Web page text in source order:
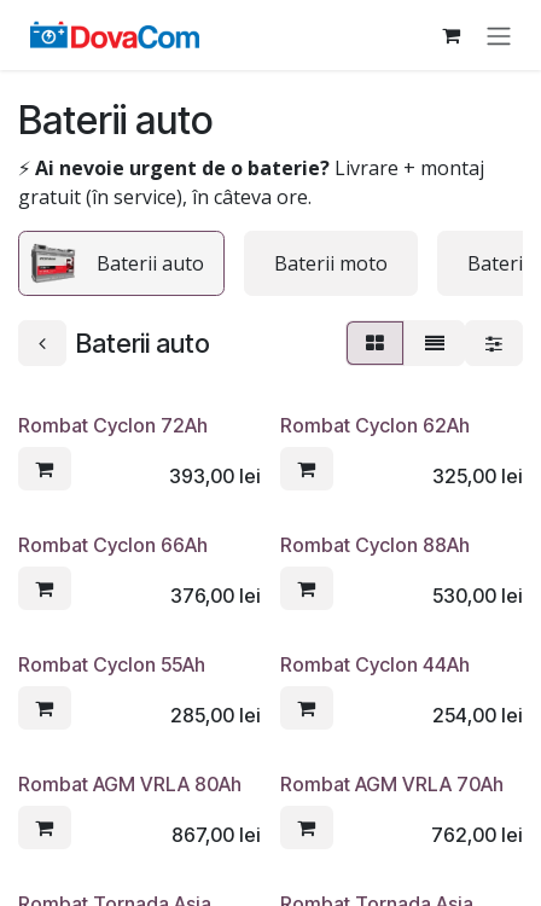
Baterii auto
⚡Ai nevoie urgent de o baterie? Livrare + montaj
gratuit (în service), în câteva ore.
Baterii auto Baterii moto Baterii
Baterii auto
Rombat Cyclon 72Ah
393,00lei
Rombat Cyclon 62Ah
325,00lei
Rombat Cyclon 66Ah
376,00lei
Rombat Cyclon 88Ah
530,00lei
Rombat Cyclon 55Ah
285,00lei
Rombat Cyclon 44Ah
254,00lei
Rombat AGM VRLA 80Ah
867,00lei
Rombat AGM VRLA 70Ah
762,00lei